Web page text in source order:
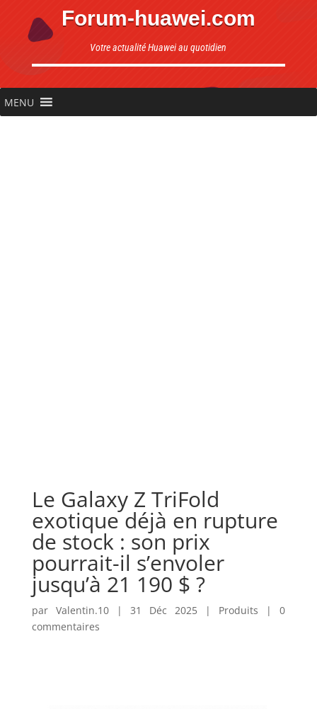
Forum-huawei.com
Votre actualité Huawei au quotidien
MENU
Le Galaxy Z TriFold
exotique déjà en rupture
de stock : son prix
pourrait-il s’envoler
jusqu’à 21 190 $ ?
par Valentin.10| 31 Déc 2025 | Produits |0
commentaires